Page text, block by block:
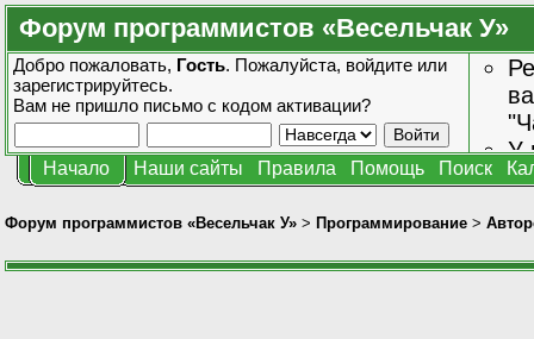
Форум программистов «Весельчак У»
Добро пожаловать, Гость. Пожалуйста, войдите или
зарегистрируйтесь.
Вам не пришло письмо с кодом активации?
У
Начало Наши сайты Правила Помощь Поиск
Форум программистов «Весельчак У» > Программирование >